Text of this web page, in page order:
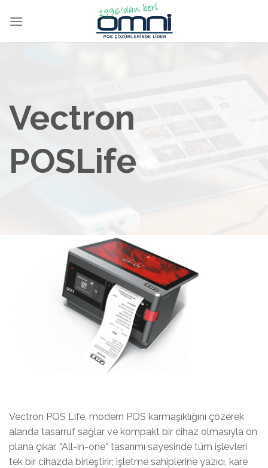
Vectron
POSLife
Vectron POS Life, modern POS karmaşıklığını çözerek
alanda tasarruf sağlar ve kompakt bir cihaz olmasıyla ön
plana çıkar. “All-in-one” tasarımı sayesinde tüm işlevleri
tek bir cihazda birleştirir; işletme sahiplerine yazıcı, kare